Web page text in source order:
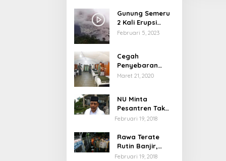
Gunung Semeru
2 Kali Erupsi
dengan Tinggi
Februari 5, 2023
Cegah
Penyebaran
Virus Corona,
Pelayanan
Maret 21, 2020
NU Minta
Pesantren Tak
Terprovokasi
Februari 19, 2018
Rawa Terate
Rutin Banjir,
Anies Bakal Cek
Februari 19, 2018